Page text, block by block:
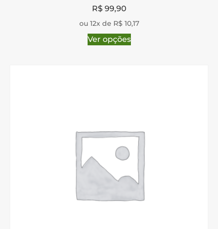
R$99,90
ou 12x de R$ 10,17
Ver opções